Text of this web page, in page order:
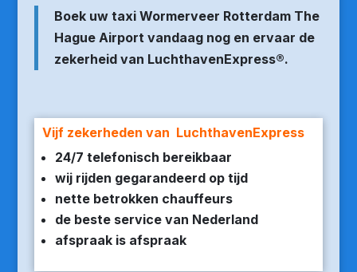
Boek uw taxi Wormerveer Rotterdam The
Hague Airport vandaag nog en ervaar de
zekerheid van LuchthavenExpress®.
Vijf zekerheden van LuchthavenExpress
24/7 telefonisch bereikbaar
wij rijden gegarandeerd op tijd
nette betrokken chauffeurs
de beste service van Nederland
afspraak is afspraak